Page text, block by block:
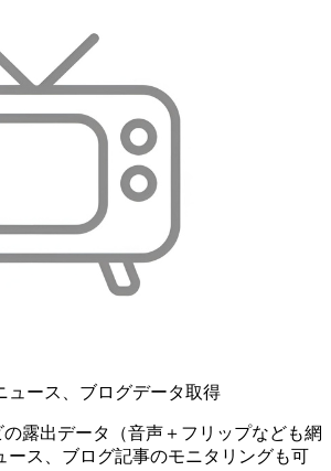
ュース、ブログデータ取得
露出データ（音声＋フリップなども網
ース、ブログ記事のモニタリングも可